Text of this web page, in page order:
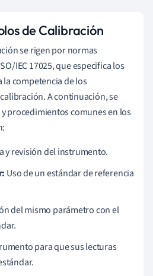
de Calibración
se rigen por normas
IEC 17025, que especifica los
competencia de los
A continuación, se
procedimientos comunes en los
y revisión del instrumento.
Uso de un estándar de referencia
del mismo parámetro con el
para que sus lecturas